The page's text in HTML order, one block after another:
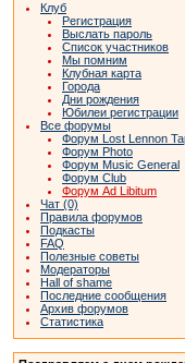
Клуб
Регистрация
Выслать пароль
Список участников
Мы помним
Клубная карта
Города
Дни рождения
Юбилеи регистрации
Все форумы
Форум Lost Lennon
Форум Photo
Форум Music General
Форум Club
Форум Ad Libitum
Чат (0)
Правила форумов
Подкасты
FAQ
Полезные советы
Модераторы
Hall of shame
Последние сообщения
Архив форумов
Статистика